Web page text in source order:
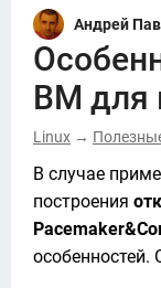
Андрей
ВМ для
Linux →
В случае
построения
особенностей.